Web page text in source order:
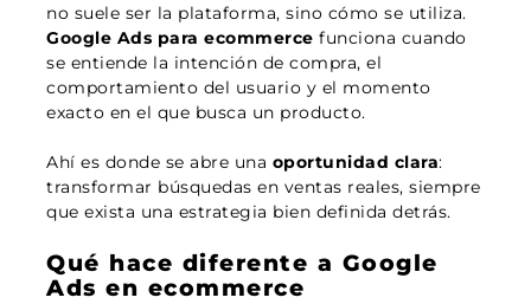
no suele ser la plataforma, sino cómo se utiliza.
Google Ads para ecommercefunciona cuando
se entiende la intención de compra, el
comportamiento del usuario y el momento
exacto en el que busca un producto.
Ahí es donde se abre una oportunidad clara:
transformar búsquedas en ventas reales, siempre
que exista una estrategia bien definida detrás.
Qué hace diferente a Google
Ads en ecommerce